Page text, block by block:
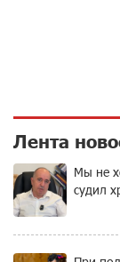
Лента
Мы не
судил